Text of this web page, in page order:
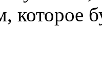
которое